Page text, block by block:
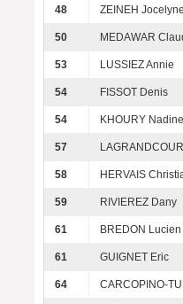
48 ZEINEH
50 MEDAWAR
53 LUSSIEZ Annie
54 FISSOT Denis
54 KHOURY Nadine
57
58 HERVAIS
59 RIVIEREZ Dany
61 BREDON Lucien
61 GUIGNET Eric
64 CARCOPINO-